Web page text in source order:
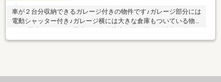
車が２台分収納できるガレージ付きの物件です♪ガレージ部分には
電動シャッター付き♪ガレージ横には大きな倉庫もついている物件
です♪駐車スペースは最大で５台分駐車可能。駅まで徒歩９分の好
立地の物件です♪